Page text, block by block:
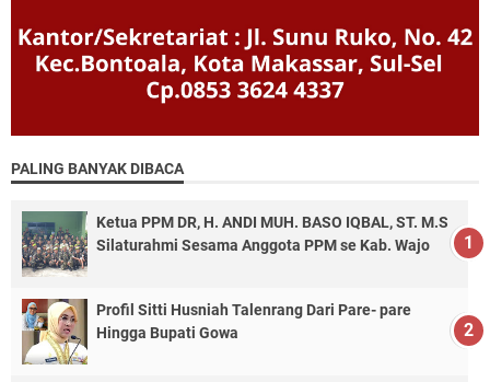
PALING BANYAK DIBACA
Ketua PPM DR, H. ANDI MUH. BASO IQBAL, ST. M.S
Silaturahmi Sesama Anggota PPM se Kab. Wajo
Profil Sitti Husniah Talenrang Dari Pare- pare
Hingga Bupati Gowa